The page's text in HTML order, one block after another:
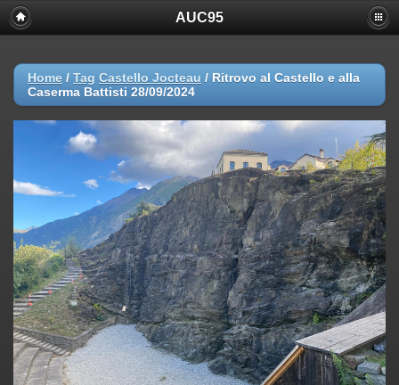
AUC95
Home / Tag Castello Jocteau / Ritrovo al Castello e alla
Caserma Battisti 28/09/2024